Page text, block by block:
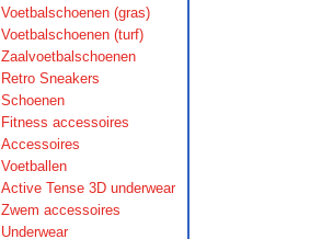
Voetbalschoenen (gras)
Voetbalschoenen (turf)
Zaalvoetbalschoenen
Retro Sneakers
Schoenen
Fitness accessoires
Accessoires
Voetballen
Active Tense 3D underwear
Zwem accessoires
Underwear